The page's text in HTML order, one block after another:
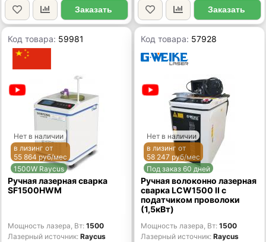
Заказать Заказать
Код товара: 59981
Нет в наличии
в лизинг от
55 864 руб/мес
1500W Raycus
Ручная лазерная сварка
SF1500HWM
Мощность лазера, Вт 1500
Лазерный источник Raycus
Код товара: 57928
Нет в наличии
в лизинг от
58 247 руб/мес
Под заказ 60 дней
Ручная волоконно лазерная
сварка LCW1500 II с
податчиком проволоки
(1,5кВт)
Мощность лазера, Вт 1500
Лазерный источник Raycus